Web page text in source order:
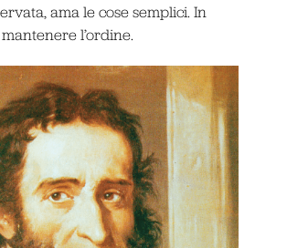
ama le cose semplici. In
l’ordine.